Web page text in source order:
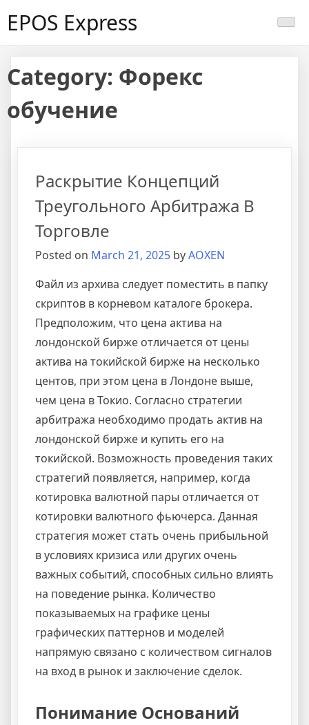
EPOS Express
Category: Форекс
обучение
Раскрытие Концепций
Треугольного Арбитража В
Торговле
Posted on March 21, 2025 byAOXEN
Файл из архива следует поместить в папку
скриптов в корневом каталоге брокера.
Предположим, что цена актива на
лондонской бирже отличается от цены
актива на токийской бирже на несколько
центов, при этом цена в Лондоне выше,
чем цена в Токио. Согласно стратегии
арбитража необходимо продать актив на
лондонской бирже и купить его на
токийской. Возможность проведения таких
стратегий появляется, например, когда
котировка валютной пары отличается от
котировки валютного фьючерса. Данная
стратегия может стать очень прибыльной
в условиях кризиса или других очень
важных событий, способных сильно влиять
на поведение рынка. Количество
показываемых на графике цены
графических паттернов и моделей
напрямую связано с количеством сигналов
на вход в рынок и заключение сделок.
Понимание Оснований